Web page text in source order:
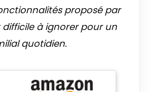
proposé par
difficile à ignorer pour un
quotidien.